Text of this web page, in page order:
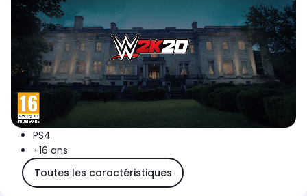
PS4
+16 ans
Toutes les caractéristiques